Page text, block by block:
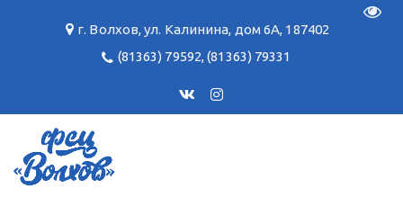
г. Волхов,ул. Калинина, дом 6А, 187402
(81363) 79592,(81363) 79331